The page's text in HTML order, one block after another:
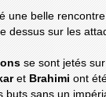
une belle
dessus sur les
se sont jetés
et Brahimi ont
buts sans un